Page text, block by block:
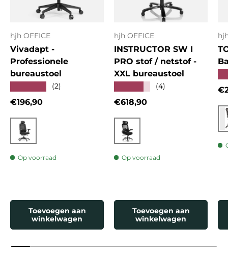
hjh OFFICE
Vivadapt -
Professionele
bureaustoel
(2)
Reguliere prijs
€196,90
Zwart
Op voorraad
Toevoegen aan
winkelwagen
hjh OFFICE
INSTRUCTOR SW I
PRO stof / netstof -
XXL bureaustoel
(4)
Reguliere prijs
€618,90
Zwart
Op voorraad
Toevoegen aan
winkelwagen